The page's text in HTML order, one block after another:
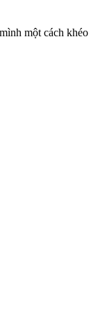
một cách khéo